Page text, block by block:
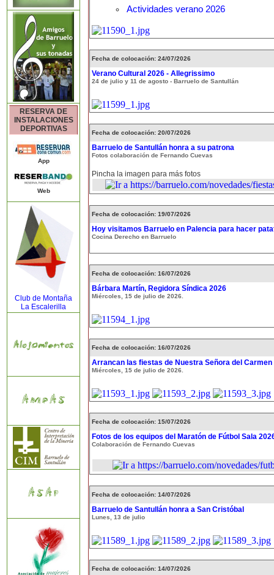
RESERVA DE
INSTALACIONES
DEPORTIVAS
App
Web
Club de Montaña
La Escalerilla
Actividades verano 2026
Fecha de colocación: 24/07/2026
Verano Cultural 2026 - Allegrissimo
24 de julio y 11 de agosto - Barruelo de Santullán
Fecha de colocación: 20/07/2026
Barruelo de Santullán honra a su patrona
Fotos colaboración de Fernando Cuevas
Pincha la imagen para más fotos
Fecha de colocación: 19/07/2026
Hoy visitamos Barruelo en Palencia para hacer
Cocina Derecho en Barruelo
Fecha de colocación: 16/07/2026
Bárbara Martín, Regidora Síndica 2026
Miércoles, 15 de julio de 2026.
Fecha de colocación: 16/07/2026
Arrancan las fiestas de Nuestra Señora del Carmen
Miércoles, 15 de julio de 2026.
Fecha de colocación: 15/07/2026
Fotos de los equipos del Maratón de Fútbol Sala
Colaboración de Fernando Cuevas
Fecha de colocación: 14/07/2026
Barruelo de Santullán honra a San Cristóbal
Lunes, 13 de julio
Fecha de colocación: 14/07/2026